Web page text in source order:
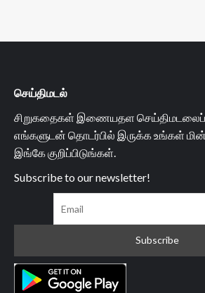
செய்திமடல்
சிறுகதைகள் இணையதள செய்திமடலைப்
எங்களுடன் தொடர்பில் இருக்க உங்கள்
இங்கே குறிப்பிடுங்கள்.
Subscribe to our newsletter!